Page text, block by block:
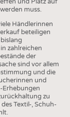
muss.
Händlerinnen
beteiligen
zahlreichen
der
sind vor allem
und die
und
Erhebungen
zu
Textil-, Schuh-